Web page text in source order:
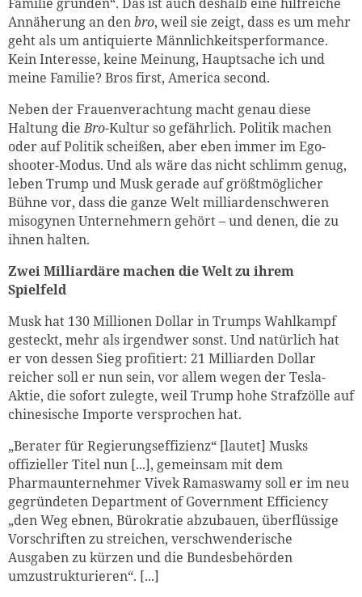
Annäherung an denbro, weil sie zeigt, dass es um mehr
geht als um antiquierte Männlichkeits­performance.
Kein Interesse, keine Meinung, Hauptsache ich und
meine Familie? Bros first, America second.
Neben der Frauenverachtung macht genau diese
Haltung dieBro-Kultur so gefährlich. Politik machen
oder auf Politik scheißen, aber eben immer im Ego­
shooter-Modus. Und als wäre das nicht schlimm genug,
leben Trump und Musk gerade auf größtmöglicher
Bühne vor, dass die ganze Welt milliardenschweren
misogynen Unternehmern gehört – und denen, die zu
ihnen halten.
Zwei Milliardäre machen die Welt zu ihrem
Spielfeld
Musk hat 130 Millionen Dollar in Trumps Wahlkampf
gesteckt, mehr als irgendwer sonst. Und natürlich hat
er von dessen Sieg profitiert: 21 Milliarden Dollar
reicher soll er nun sein, vor allem wegen der Tesla-
Aktie, die sofort zulegte, weil Trump hohe Strafzölle auf
chinesische Importe versprochen hat.
„Berater für Regierungseffizienz“ [lautet] Musks
offizieller Titel nun [...], gemeinsam mit dem
Pharmaunternehmer Vivek Ramaswamy soll er im neu
gegründeten Department of Government Efficiency
„den Weg ebnen, Bürokratie abzubauen, überflüssige
Vorschriften zu streichen, verschwenderische
Ausgaben zu kürzen und die Bundesbehörden
umzustrukturieren“. [...]